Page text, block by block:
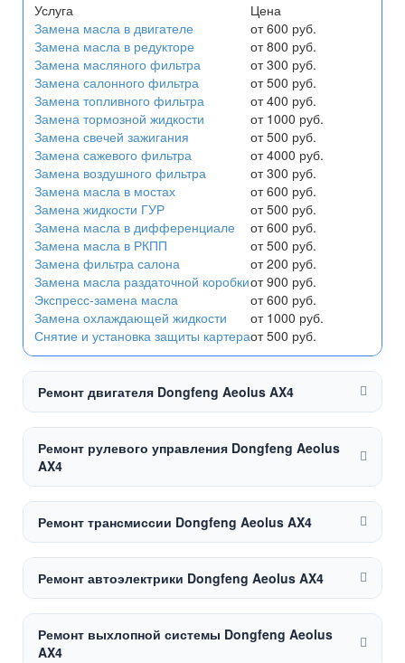
Услуга
Цена
Замена масла в двигателе
от 600 руб.
Замена масла в редукторе
от 800 руб.
Замена масляного фильтра
от 300 руб.
Замена салонного фильтра
от 500 руб.
Замена топливного фильтра
от 400 руб.
Замена тормозной жидкости
от 1000 руб.
Замена свечей зажигания
от 500 руб.
Замена сажевого фильтра
от 4000 руб.
Замена воздушного фильтра
от 300 руб.
Замена масла в мостах
от 600 руб.
Замена жидкости ГУР
от 500 руб.
Замена масла в дифференциале
от 600 руб.
Замена масла в РКПП
от 500 руб.
Замена фильтра салона
от 200 руб.
Замена масла раздаточной коробкиот 900 руб.
Экспресс-замена масла
от 600 руб.
Замена охлаждающей жидкости
от 1000 руб.
Снятие и установка защиты картераот 500 руб.
Ремонт двигателя Dongfeng Aeolus AX4
Ремонт рулевого управления Dongfeng Aeolus
AX4
Ремонт трансмиссии Dongfeng Aeolus AX4
Ремонт автоэлектрики Dongfeng Aeolus AX4
Ремонт выхлопной системы Dongfeng Aeolus
AX4